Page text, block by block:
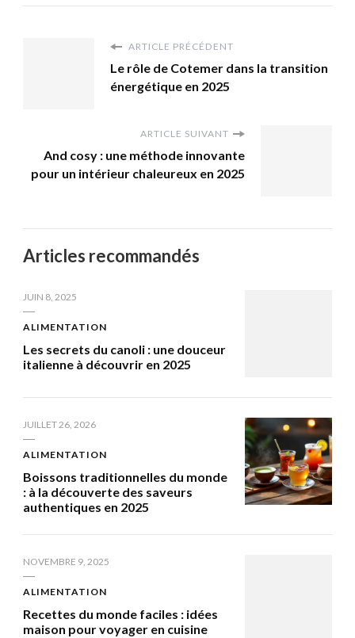
ARTICLE PRÉCÉDENT
Le rôle de Cotemer dans la transition
énergétique en 2025
ARTICLE SUIVANT
And cosy : une méthode innovante
pour un intérieur chaleureux en 2025
Articles recommandés
JUIN 8, 2025
ALIMENTATION
Les secrets du canoli : une douceur
italienne à découvrir en 2025
JUILLET 26, 2026
ALIMENTATION
Boissons traditionnelles du monde
: à la découverte des saveurs
authentiques en 2025
NOVEMBRE 9, 2025
ALIMENTATION
Recettes du monde faciles : idées
maison pour voyager en cuisine